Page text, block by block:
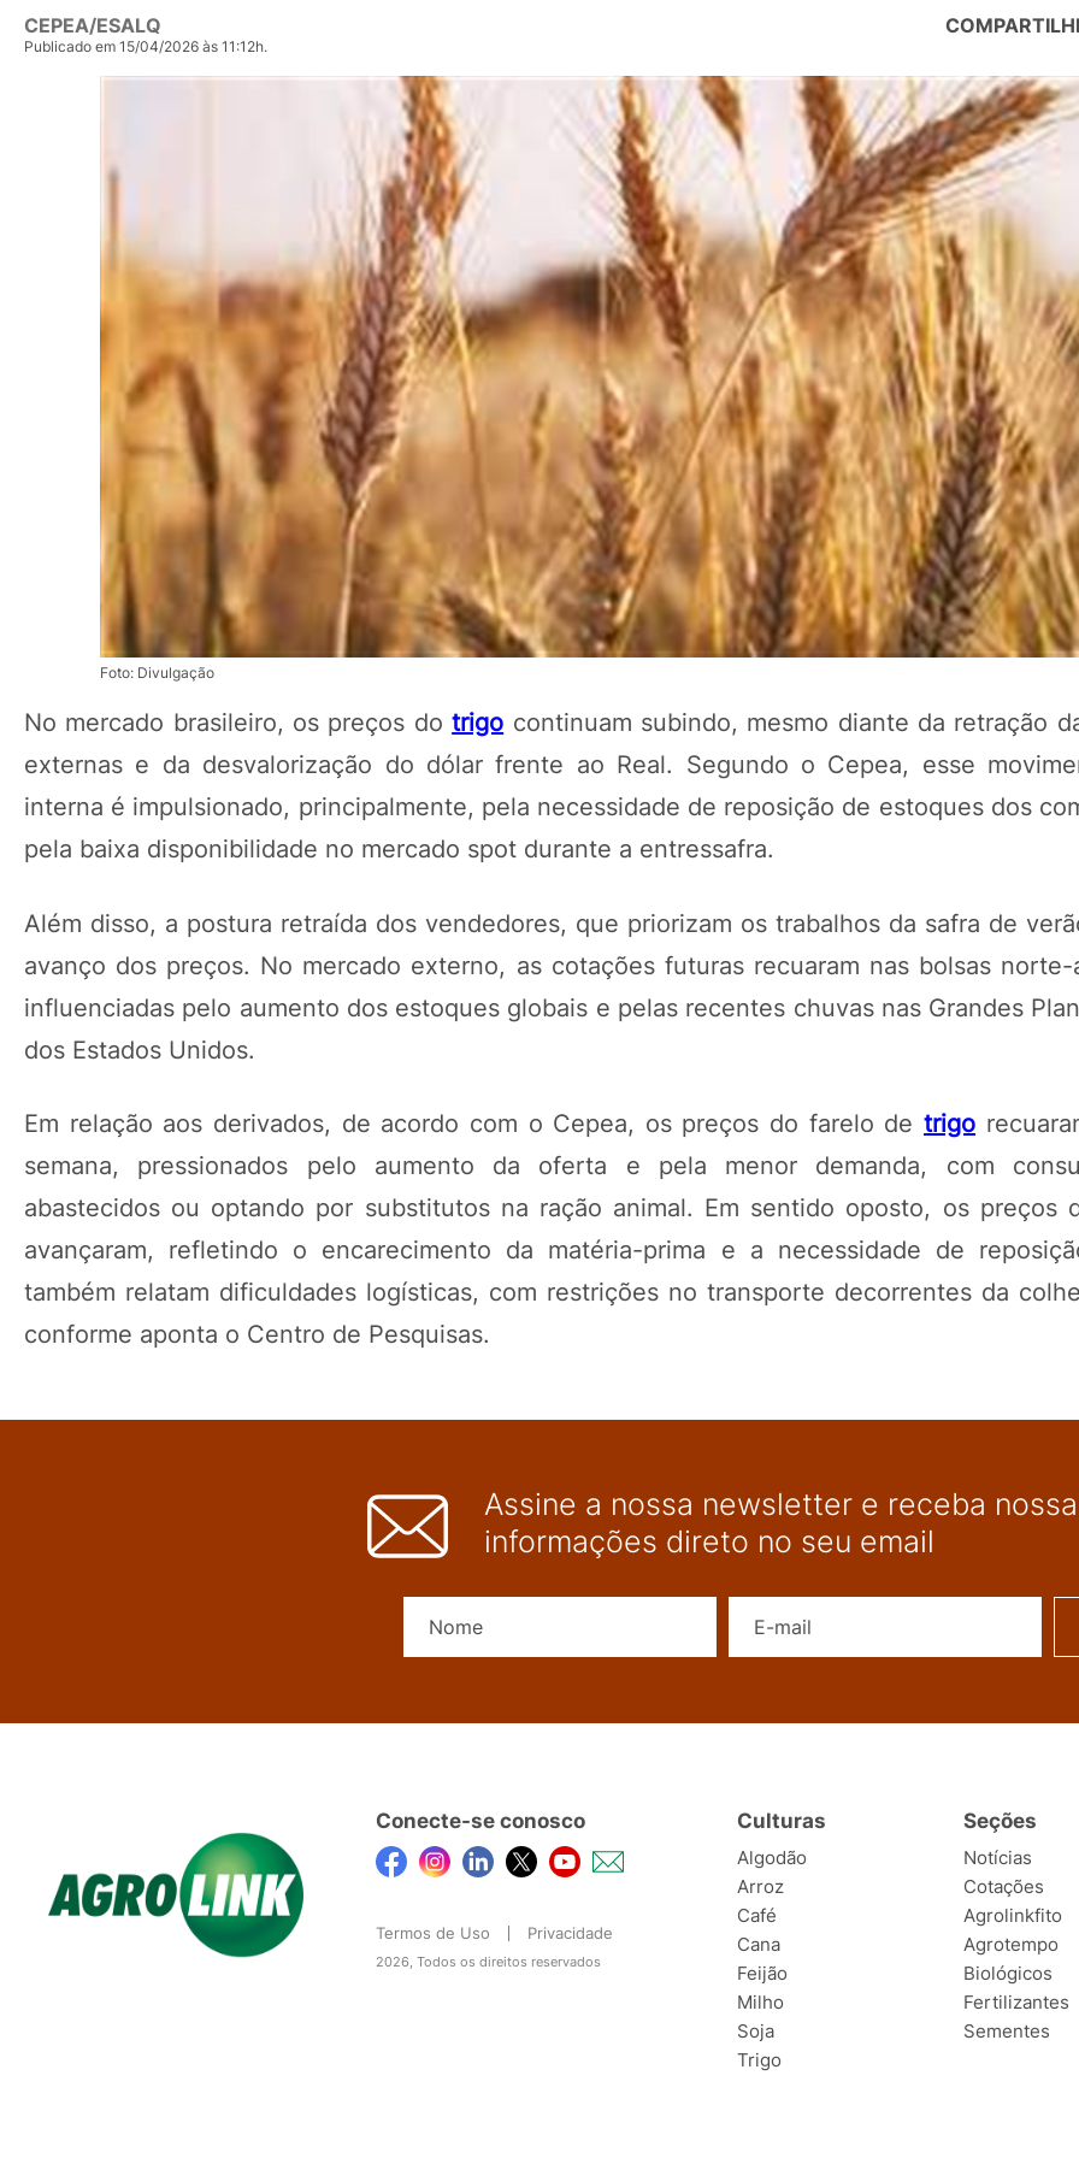
CEPEA/ESALQ
Publicado em 15/04/2026 às 11:12h.
Foto: Divulgação
No mercado brasileiro, os preços dotrigo continuam subindo, mesmo diante da retração
externas e da desvalorização do dólar frente ao Real. Segundo o Cepea, esse
interna é impulsionado, principalmente, pela necessidade de reposição de estoques dos
pela baixa disponibilidade no mercado spot durante a entressafra.
Além disso, a postura retraída dos vendedores, que priorizam os trabalhos da safra de
avanço dos preços. No mercado externo, as cotações futuras recuaram nas bolsas norte-
influenciadas pelo aumento dos estoques globais e pelas recentes chuvas nas Grandes
dos Estados Unidos.
Em relação aos derivados, de acordo com o Cepea, os preços do farelo detrigo
semana, pressionados pelo aumento da oferta e pela menor demanda, com
abastecidos ou optando por substitutos na ração animal. Em sentido oposto, os preços
avançaram, refletindo o encarecimento da matéria-prima e a necessidade de
também relatam dificuldades logísticas, com restrições no transporte decorrentes da
conforme aponta o Centro de Pesquisas.
Assine a nossa newsletter e receba
informações direto no seu email
Conecte-se conosco
Termos de Uso Privacidade
2026, Todos os direitos reservados
Culturas
Algodão
Arroz
Café
Cana
Feijão
Milho
Soja
Trigo
Seções
Notícias
Cotações
Agrolinkfito
Agrotempo
Biológicos
Fertilizantes
Sementes